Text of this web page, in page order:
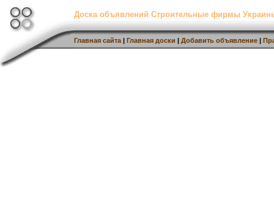
Доска объявлений Строительные фирмы
Главная сайта | Главная доски | Добавить объявление |